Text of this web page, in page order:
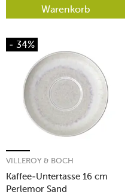
Warenkorb
- 34%
Kaffee-Untertasse 16 cm
Perlemor Sand
VILLEROY & BOCH